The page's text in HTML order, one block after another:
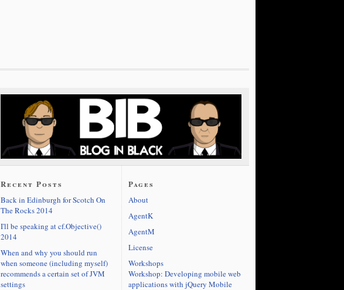
Recent Posts
Back in Edinburgh for Scotch On
The Rocks 2014
I'll be speaking at cf.Objective()
2014
When and why you should run
when someone (including myself)
recommends a certain set of JVM
settings
Pages
About
AgentK
AgentM
License
Workshops
Workshop: Developing mobile web
applications with jQuery Mobile